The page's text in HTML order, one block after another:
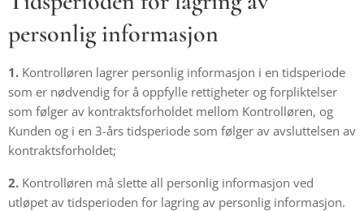
personlig informasjon
1. Kontrolløren lagrer personlig informasjon i en tidsperiode
som er nødvendig for å oppfylle rettigheter og forpliktelser
som følger av kontraktsforholdet mellom Kontrolløren, og
Kunden og i en 3-års tidsperiode som følger av avsluttelsen av
kontraktsforholdet;
2. Kontrolløren må slette all personlig informasjon ved
utløpet av tidsperioden for lagring av personlig informasjon.